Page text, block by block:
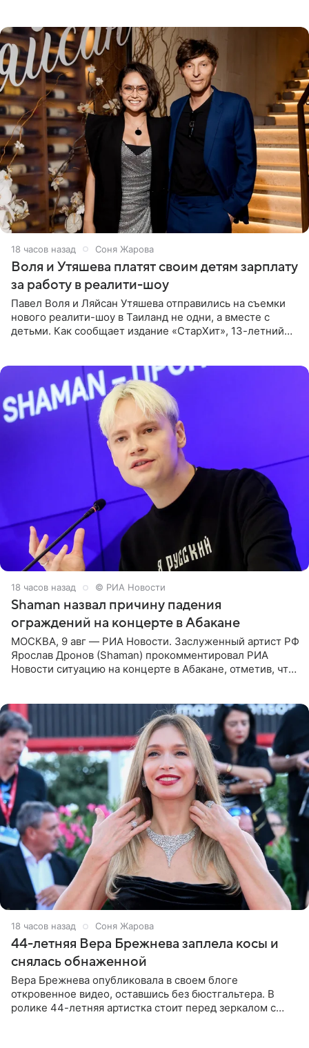
18 часов назад Соня Жарова
Воля и Утяшева платят своим детям зарплату
за работу в реалити-шоу
Павел Воля и Ляйсан Утяшева отправились на съемки
нового реалити-шоу в Таиланд не одни, а вместе с
детьми. Как сообщает издание «СтарХит», 13-летний
18 часов назад © РИА Новости
Shaman назвал причину падения
ограждений на концерте в Абакане
МОСКВА, 9 авг — РИА Новости. Заслуженный артист РФ
Ярослав Дронов (Shaman) прокомментировал РИА
Новости ситуацию на концерте в Абакане, отметив, что
18 часов назад Соня Жарова
44-летняя Вера Брежнева заплела косы и
снялась обнаженной
Вера Брежнева опубликовала в своем блоге
откровенное видео, оставшись без бюстгальтера. В
ролике 44-летняя артистка стоит перед зеркалом с